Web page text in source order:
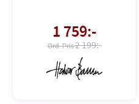
1 759:-
2 199:-